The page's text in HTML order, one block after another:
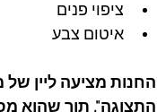
ציפוי פנים
איטום צבע
החנות מציעה ליין
התצוגה", תוך שהוא